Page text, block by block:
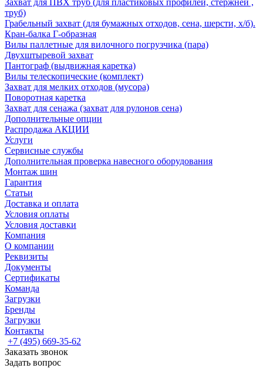
Захват для ПВХ труб (для пластиковых профилей, стержней ,
труб)
Грабельный захват (для бумажных отходов, сена, шерсти, х/б).
Кран-балка Г-образная
Вилы паллетные для вилочного погрузчика (пара)
Двухштыревой захват
Пантограф (выдвижная каретка)
Вилы телескопические (комплект)
Захват для мелких отходов (мусора)
Поворотная каретка
Захват для сенажа (захват для рулонов сена)
Дополнительные опции
Распродажа АКЦИИ
Услуги
Сервисные службы
Дополнительная проверка навесного оборудования
Монтаж шин
Гарантия
Статьи
Доставка и оплата
Условия оплаты
Условия доставки
Компания
О компании
Реквизиты
Документы
Сертификаты
Команда
Загрузки
Бренды
Загрузки
Контакты
+7 (495) 669-35-62
Заказать звонок
Задать вопрос